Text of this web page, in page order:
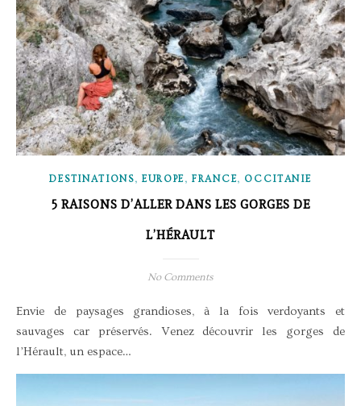
DESTINATIONS, EUROPE,FRANCE, OCCITANIE
5 RAISONS D’ALLER DANS LES GORGES DE
L’HÉRAULT
No Comments
Envie de paysages grandioses, à la fois verdoyants et
sauvages car préservés. Venez découvrir les gorges de
l’Hérault, un espace…